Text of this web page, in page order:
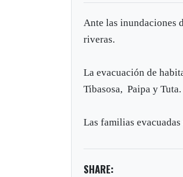
Ante las inundaciones
riveras.
La evacuación de
Tibasosa, Paipa y Tuta.
Las familias
SHARE: